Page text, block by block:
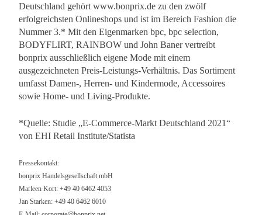
Deutschland gehört www.bonprix.de zu den zwölf
erfolgreichsten Onlineshops und ist im Bereich Fashion die
Nummer 3.* Mit den Eigenmarken bpc, bpc selection,
BODYFLIRT, RAINBOW und John Baner vertreibt
bonprix ausschließlich eigene Mode mit einem
ausgezeichneten Preis-Leistungs-Verhältnis. Das Sortiment
umfasst Damen-, Herren- und Kindermode, Accessoires
sowie Home- und Living-Produkte.
*Quelle: Studie „E-Commerce-Markt Deutschland 2021“
von EHI Retail Institute/Statista
Pressekontakt:
bonprix Handelsgesellschaft mbH
Marleen Kort: +49 40 6462 4053
Jan Starken: +49 40 6462 6010